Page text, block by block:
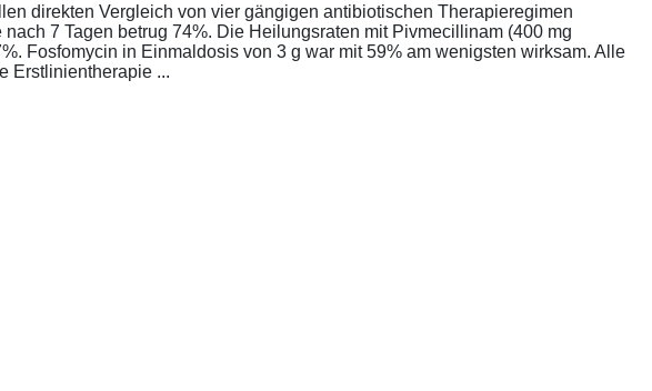
direkten Vergleich von vier gängigen antibiotischen Therapieregimen
7 Tagen betrug 74%. Die Heilungsraten mit Pivmecillinam (400 mg
Fosfomycin in Einmaldosis von 3 g war mit 59% am wenigsten wirksam. Alle
Erstlinientherapie ...